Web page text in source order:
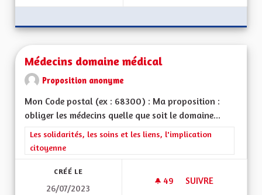
Médecins domaine médical
Proposition anonyme
Mon Code postal (ex : 68300) : Ma proposition :
obliger les médecins quelle que soit le domaine...
Filtrer les résultats de la catégorie : Les solidarités, les soins
Les solidarités, les soins et les liens, l'implication
citoyenne
CRÉÉ LE
26/07/2023
49 49 ABONNÉS
SUIVRE